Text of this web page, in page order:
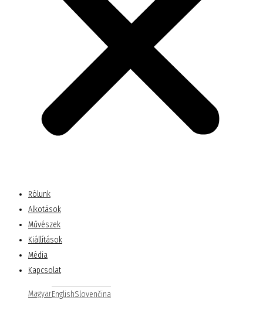
Rólunk
Alkotások
Művészek
Kiállítások
Média
Kapcsolat
MagyarEnglishSlovenčina